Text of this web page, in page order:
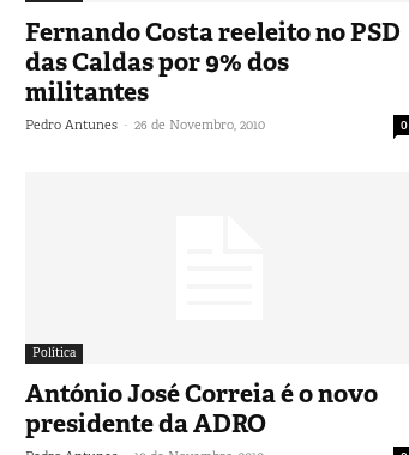
Fernando Costa reeleito no PSD
das Caldas por 9% dos
militantes
Pedro Antunes - 26 de Novembro, 2010 0
Política
António José Correia é o novo
presidente da ADRO